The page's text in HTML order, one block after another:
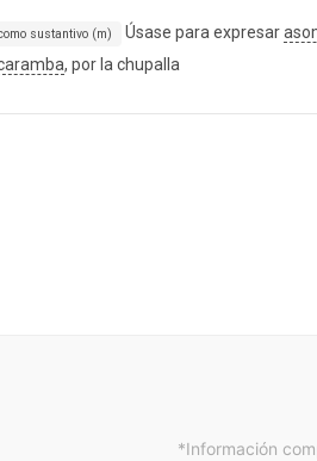
sustantivo (m) Úsase para expresar
, por la chupalla
*Información